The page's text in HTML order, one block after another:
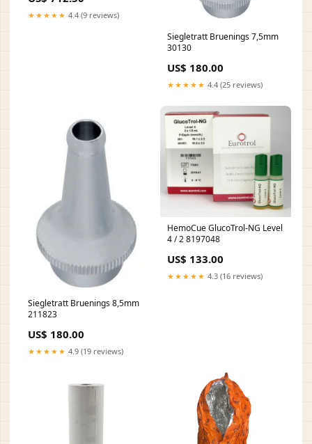
★★★★★ 4.4 (9 reviews)
Siegletratt Bruenings 7,5mm
30130
US$ 180.00
★★★★★ 4.4 (25 reviews)
Siegletratt Bruenings 8,5mm
211823
US$ 180.00
★★★★★ 4.9 (19 reviews)
HemoCue GlucoTrol-NG Level
4 / 2 8197048
US$ 133.00
★★★★★ 4.3 (16 reviews)